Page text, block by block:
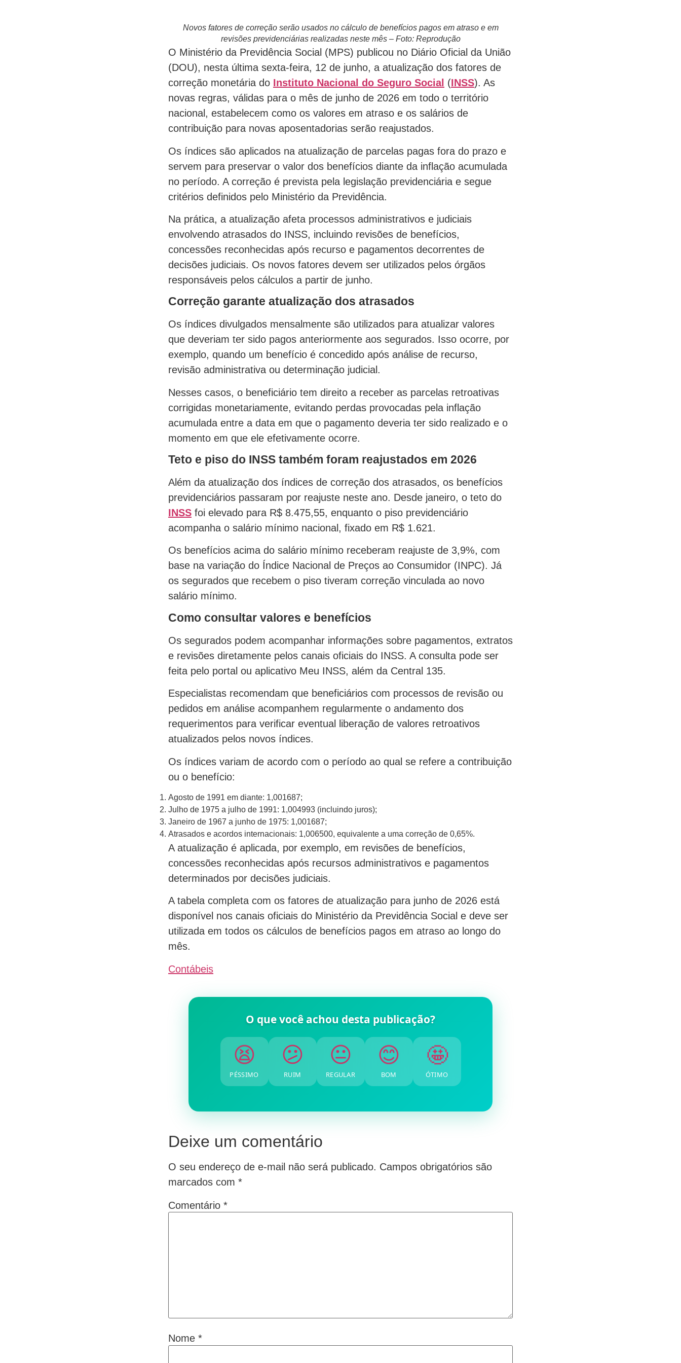
Novos fatores de correção serão usados no cálculo de benefícios pagos em atraso e em
revisões previdenciárias realizadas neste mês – Foto: Reprodução
O Ministério da Previdência Social (MPS) publicou no Diário Oficial da União
(DOU), nesta última sexta-feira, 12 de junho, a atualização dos fatores de
correção monetária do Instituto Nacional do Seguro Social (INSS). As
novas regras, válidas para o mês de junho de 2026 em todo o território
nacional, estabelecem como os valores em atraso e os salários de
contribuição para novas aposentadorias serão reajustados.
Os índices são aplicados na atualização de parcelas pagas fora do prazo e
servem para preservar o valor dos benefícios diante da inflação acumulada
no período. A correção é prevista pela legislação previdenciária e segue
critérios definidos pelo Ministério da Previdência.
Na prática, a atualização afeta processos administrativos e judiciais
envolvendo atrasados do INSS, incluindo revisões de benefícios,
concessões reconhecidas após recurso e pagamentos decorrentes de
decisões judiciais. Os novos fatores devem ser utilizados pelos órgãos
responsáveis pelos cálculos a partir de junho.
Correção garante atualização dos atrasados
Os índices divulgados mensalmente são utilizados para atualizar valores
que deveriam ter sido pagos anteriormente aos segurados. Isso ocorre, por
exemplo, quando um benefício é concedido após análise de recurso,
revisão administrativa ou determinação judicial.
Nesses casos, o beneficiário tem direito a receber as parcelas retroativas
corrigidas monetariamente, evitando perdas provocadas pela inflação
acumulada entre a data em que o pagamento deveria ter sido realizado e o
momento em que ele efetivamente ocorre.
Teto e piso do INSS também foram reajustados em 2026
Além da atualização dos índices de correção dos atrasados, os benefícios
previdenciários passaram por reajuste neste ano. Desde janeiro, o teto do
INSS foi elevado para R$ 8.475,55, enquanto o piso previdenciário
acompanha o salário mínimo nacional, fixado em R$ 1.621.
Os benefícios acima do salário mínimo receberam reajuste de 3,9%, com
base na variação do Índice Nacional de Preços ao Consumidor (INPC). Já
os segurados que recebem o piso tiveram correção vinculada ao novo
salário mínimo.
Como consultar valores e benefícios
Os segurados podem acompanhar informações sobre pagamentos, extratos
e revisões diretamente pelos canais oficiais do INSS. A consulta pode ser
feita pelo portal ou aplicativo Meu INSS, além da Central 135.
Especialistas recomendam que beneficiários com processos de revisão ou
pedidos em análise acompanhem regularmente o andamento dos
requerimentos para verificar eventual liberação de valores retroativos
atualizados pelos novos índices.
Os índices variam de acordo com o período ao qual se refere a contribuição
ou o benefício:
Agosto de 1991 em diante: 1,001687;
Julho de 1975 a julho de 1991: 1,004993 (incluindo juros);
Janeiro de 1967 a junho de 1975: 1,001687;
Atrasados e acordos internacionais: 1,006500, equivalente a uma correção de 0,65%.
A atualização é aplicada, por exemplo, em revisões de benefícios,
concessões reconhecidas após recursos administrativos e pagamentos
determinados por decisões judiciais.
A tabela completa com os fatores de atualização para junho de 2026 está
disponível nos canais oficiais do Ministério da Previdência Social e deve ser
utilizada em todos os cálculos de benefícios pagos em atraso ao longo do
mês.
Contábeis
O que você achou desta publicação?
😫
PÉSSIMO
😕
RUIM
😐
REGULAR
😊
BOM
🤩
ÓTIMO
Deixe um comentário
O seu endereço de e-mail não será publicado. Campos obrigatórios são
marcados com *
Comentário *
Nome *